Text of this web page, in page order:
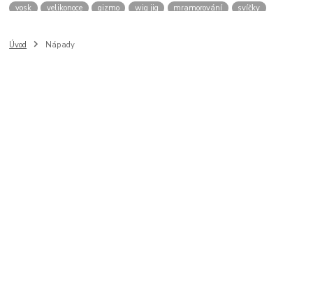
vosk
velikonoce gizmo wig jig mramorování
svíčky
plstění
filcování
Úvod Nápady